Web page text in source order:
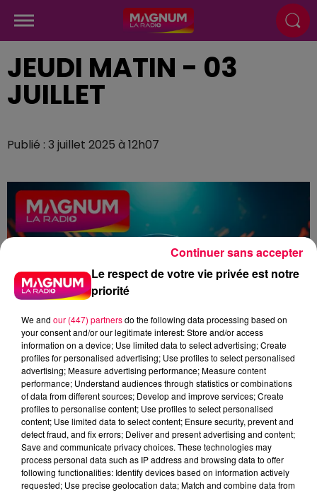
JEUDI MATIN - 03
JUILLET
Publié : 3 juillet 2025 à 12h07
Le respect de votre vie privée est notre
priorité
We and our (447) partnersdo the following data processing based on
your consent and/or our legitimate interest: Store and/or access
information on a device; Use limited data to select advertising; Create
profiles for personalised advertising; Use profiles to select personalised
advertising; Measure advertising performance; Measure content
performance; Understand audiences through statistics or combinations
of data from different sources; Develop and improve services; Create
profiles to personalise content; Use profiles to select personalised
content; Use limited data to select content; Ensure security, prevent and
detect fraud, and fix errors; Deliver and present advertising and content;
Save and communicate privacy choices. These technologies may
process personal data such as IP address and browsing data to offer
following functionalities: Identify devices based on information actively
requested; Use precise geolocation data; Match and combine data from
Continuer sans accepter